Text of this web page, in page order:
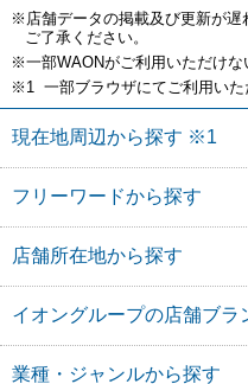
※店舗データの掲載及び更新が遅
ご了承ください。
※一部WAONがご利用いただけな
※1 一部ブラウザにてご利用いた
現在地周辺から探す ※1
フリーワードから探す
店舗所在地から探す
イオングループの店舗ブラ
業種・ジャンルから探す